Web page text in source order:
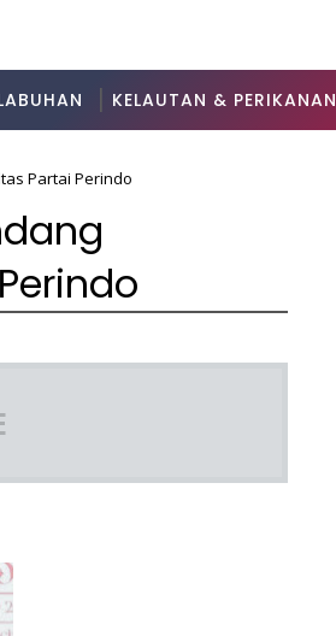
KELAUTAN & PERIKANAN
Partai Perindo